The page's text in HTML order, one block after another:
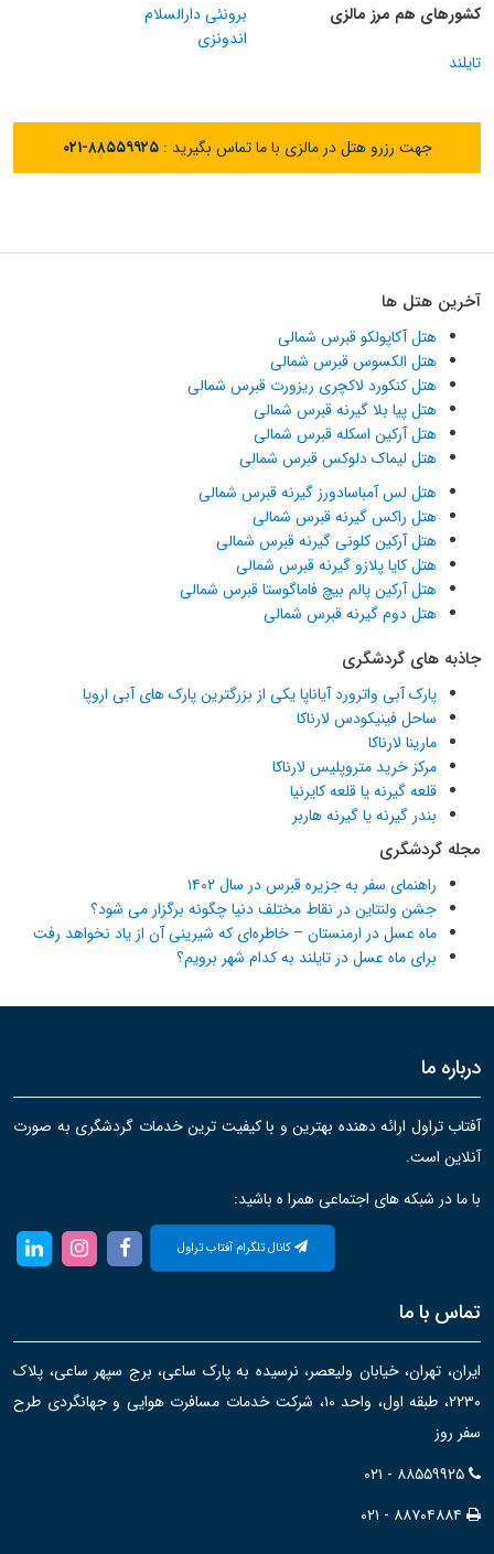
کشورهای هم مرز مالزی
برونئی دارالسلام
اندونزی
تایلند
جهت رزرو هتل در مالزی با ما تماس بگیرید :۰۲۱-۸۸۵۵۹۹۲۵
آخرین هتل ها
هتل آکاپولکو قبرس شمالی
هتل الکسوس قبرس شمالی
هتل کنکورد لاکچری ریزورت قبرس شمالی
هتل پیا بلا گیرنه قبرس شمالی
هتل آرکین اسکله قبرس شمالی
هتل لیماک دلوکس قبرس شمالی
هتل لس آمباسادورز گیرنه قبرس شمالی
هتل راکس گیرنه قبرس شمالی
هتل آرکین کلونی گیرنه قبرس شمالی
هتل کایا پلازو گیرنه قبرس شمالی
هتل آرکین پالم بیچ فاماگوستا قبرس شمالی
هتل دوم گیرنه قبرس شمالی
جاذبه های گردشگری
پارک آبی واترورد آیاناپا یکی از بزرگترین پارک های آبی اروپا
ساحل فینیکودس لارناکا
مارینا لارناکا
مرکز خرید متروپلیس لارناکا
قلعه گیرنه یا قلعه کایرنیا
بندر گیرنه یا گیرنه هاربر
مجله گردشگری
راهنمای سفر به جزیره قبرس در سال ۱۴۰۲
جشن ولنتاین در نقاط مختلف دنیا چگونه برگزار می شود؟
ماه عسل در ارمنستان – خاطره‌ای که شیرینی آن از یاد نخواهد رفت
برای ماه عسل در تایلند به کدام شهر برویم؟
درباره ما
آفتاب تراول ارائه دهنده بهترین و با کیفیت ترین خدمات گردشگری به صورت
آنلاین است.
با ما در شبکه های اجتماعی همرا ه باشید:
کانال تلگرام آفتاب تراول
تماس با ما
ایران، تهران، خیابان ولیعصر، نرسیده به پارک ساعی، برج سپهر ساعی، پلاک
۲۲۳۰، طبقه اول، واحد ۱۰، شرکت خدمات مسافرت هوایی و جهانگردی طرح
سفر روز
۰۲۱ - ۸۸۵۵۹۹۲۵
۰۲۱ - ۸۸۷۰۴۸۸۴